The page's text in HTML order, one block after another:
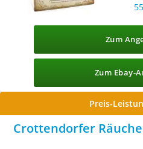
Zum
Zum Ebay-
Preis-
Crottendorfer